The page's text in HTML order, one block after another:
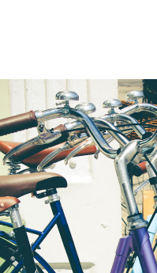
ΣΠΟΥΔΕΣ
ΣΥΝΕΡΓΕΙΕΣ
ΒΙΒΛΙΟΘΗΚΗ